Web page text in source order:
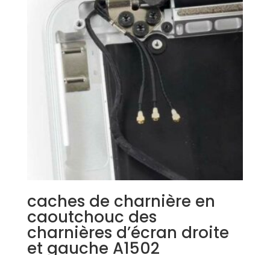
caches de charnière en
caoutchouc des
charnières d’écran droite
et gauche A1502